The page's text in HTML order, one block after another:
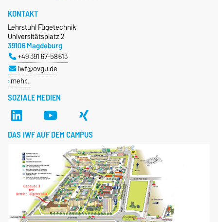
SOZIALE MEDIEN
KONTAKT
Lehrstuhl Fügetechnik
Universitätsplatz 2
39106 Magdeburg
+49 391 67-58613
iwf@ovgu.de
mehr…
DAS IWF AUF DEM CAMPUS